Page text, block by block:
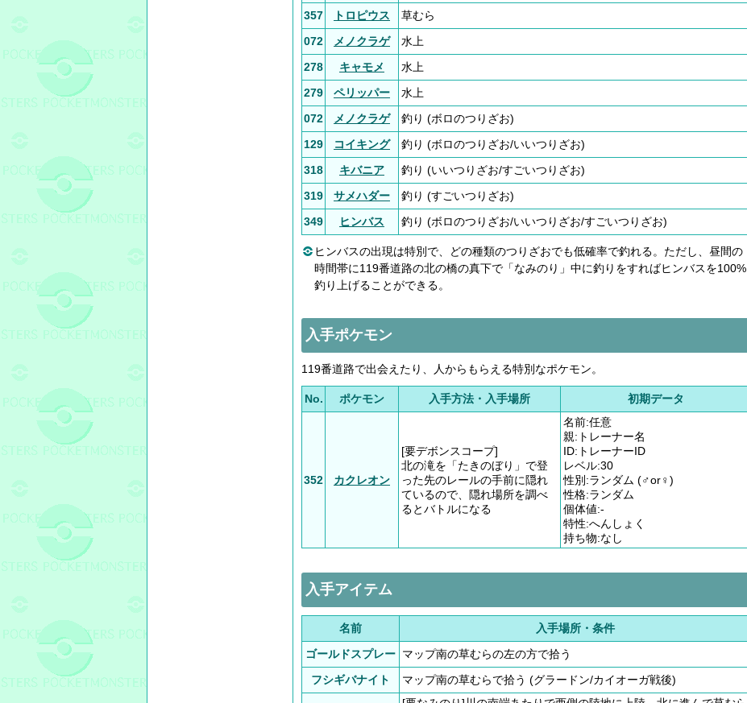
357
トロピウス
草むら
072
メノクラゲ
水上
278
キャモメ
水上
279
ペリッパー
水上
072
メノクラゲ
釣り (ボロのつりざお)
129
コイキング
釣り (ボロのつりざお/いいつりざお)
318
キバニア
釣り (いいつりざお/すごいつりざお)
319
サメハダー
釣り (すごいつりざお)
349
ヒンバス 釣り (ボロのつりざお/いいつりざお/すごいつりざお)
ヒンバスの出現は特別で、どの種類のつりざおでも低確率で釣れる。ただし、昼間の
時間帯に119番道路の北の橋の真下で「なみのり」中に釣りをすればヒンバスを100%
釣り上げることができる。
入手ポケモン
119番道路で出会えたり、人からもらえる特別なポケモン。
No. ポケモン 入手方法・入手場所 初期データ
352 カクレオン
[要デボンスコープ]
北の滝を「たきのぼり」で登
った先のレールの手前に隠れ
ているので、隠れ場所を調べ
るとバトルになる
名前:任意
親:トレーナー名
ID:トレーナーID
レベル:30
性別:ランダム (♂or♀)
性格:ランダム
個体値:-
特性:へんしょく
持ち物:なし
入手アイテム
名前
入手場所・条件
ゴールドスプレー マップ南の草むらの左の方で拾う
フシギバナイト
マップ南の草むらで拾う (グラードン/カイオーガ戦後)